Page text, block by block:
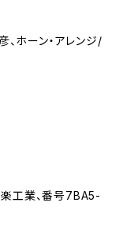
ホーン・アレンジ/
工業、番号7BA5-